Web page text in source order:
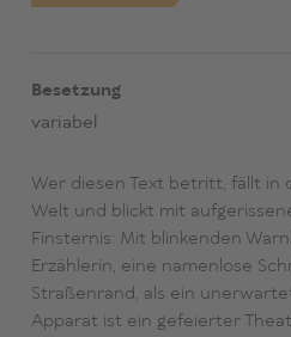
Besetzung
variabel
Wer diesen Text betritt, fällt in
Welt und blickt mit
Finsternis: Mit blinkenden
Erzählerin, eine namenlose
Straßenrand, als ein
Apparat ist ein gefeierter